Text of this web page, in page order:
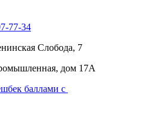
77-34
Слобода, 7
дом 17А
баллами с